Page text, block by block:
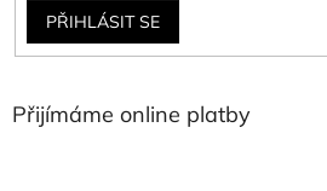
PŘIHLÁSIT SE
Přijímáme online platby